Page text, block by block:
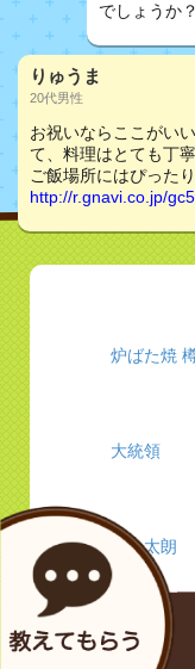
でしょうか？
りゅうま
20代男性
お祝いならここがい
て、料理はとても丁
ご飯場所にはぴった
http://r.gnavi.co.jp/
炉ばた焼
大統領
あな太朗
高はし